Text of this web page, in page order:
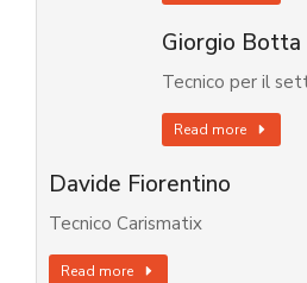
Giorgio Botta
Tecnico per il
Read more
Davide Fiorentino
Tecnico Carismatix
Read more